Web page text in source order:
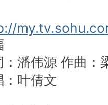
：潘伟源 作曲：
：叶倩文